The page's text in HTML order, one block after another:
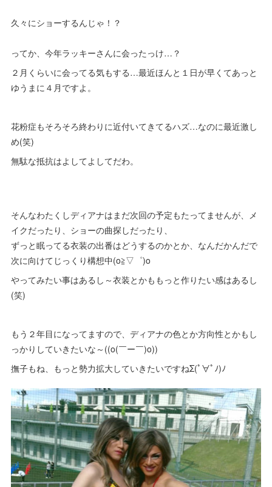
久々にショーするんじゃ！？
ってか、今年ラッキーさんに会ったっけ…？
２月くらいに会ってる気もする…最近ほんと１日が早くてあっと
ゆうまに４月ですよ。
花粉症もそろそろ終わりに近付いてきてるハズ…なのに最近激し
め(笑)
無駄な抵抗はよしてよしてだわ。
そんなわたくしディアナはまだ次回の予定もたってませんが、メ
イクだったり、ショーの曲探しだったり、
ずっと眠ってる衣装の出番はどうするのかとか、なんだかんだで
次に向けてじっくり構想中(o≧▽゜)o
やってみたい事はあるし～衣装とかももっと作りたい感はあるし
(笑)
もう２年目になってますので、ディアナの色とか方向性とかもし
っかりしていきたいな～((o(￣ー￣)o))
撫子もね、もっと勢力拡大していきたいですねΣ(ﾟ∀ﾟﾉ)ﾉ